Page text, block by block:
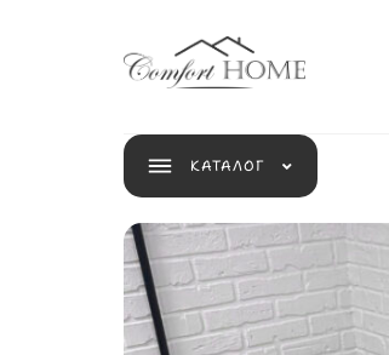
КАТАЛОГ